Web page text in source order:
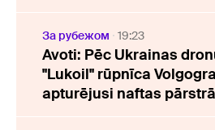
За рубежом 19:23
Avoti: Pēc Ukrainas
"Lukoil" rūpnīca
apturējusi naftas